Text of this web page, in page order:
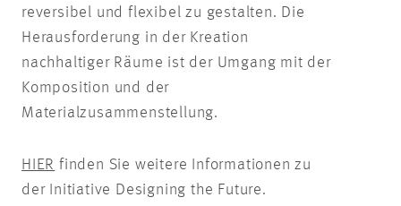
reversibel und flexibel zu gestalten. Die
Herausforderung in der Kreation
nachhaltiger Räume ist der Umgang mit der
Komposition und der
Materialzusammenstellung.
HIER finden Sie weitere Informationen zu
der Initiative Designing the Future.